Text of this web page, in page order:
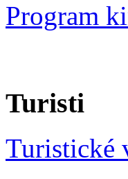
Program
Turisti
Turistické